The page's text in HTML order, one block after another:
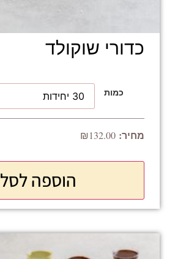
כדורי שוקולד
כמות
₪132.00
הוספה לסל